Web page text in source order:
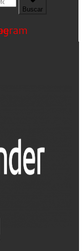
Buscar